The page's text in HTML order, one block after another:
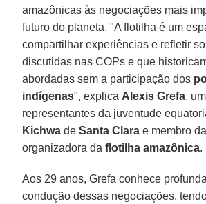
amazônicas às negociações mais
futuro do planeta. "A flotilha é um
compartilhar experiências e refletir
discutidas nas COPs e que
abordadas sem a participação dos
indígenas", explica Alexis Grefa,
representantes da juventude
Kichwade Santa Clara e membro
organizadora daflotilha amazônica.
Aos 29 anos, Grefa conhece
condução dessas negociações,